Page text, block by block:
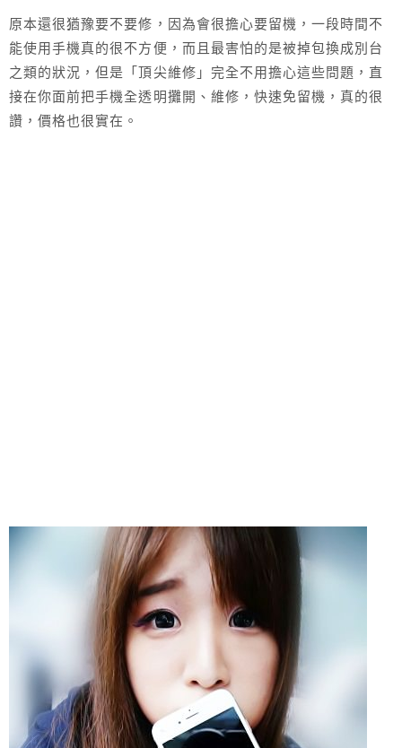
原本還很猶豫要不要修，因為會很擔心要留機，一段時間不
能使用手機真的很不方便，而且最害怕的是被掉包換成別台
之類的狀況，但是「頂尖維修」完全不用擔心這些問題，直
接在你面前把手機全透明攤開、維修，快速免留機，真的很
讚，價格也很實在。